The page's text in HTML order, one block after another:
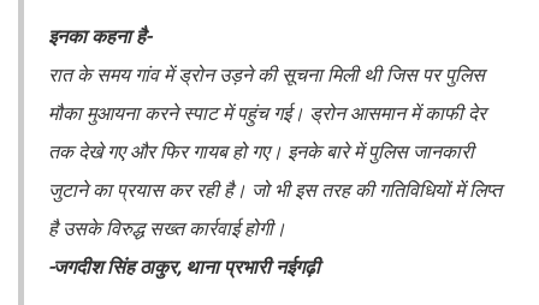
इनका कहना है-
रात के समय गांव में ड्रोन उड़ने की सूचना मिली थी जिस पर पुलिस
मौका मुआयना करने स्पाट में पहुंच गई। ड्रोन आसमान में काफी देर
तक देखे गए और फिर गायब हो गए। इनके बारे में पुलिस जानकारी
जुटाने का प्रयास कर रही है। जो भी इस तरह की गतिविधियों में लिप्त
है उसके विरुद्ध सख्त कार्रवाई होगी।
-जगदीश सिंह ठाकुर, थाना प्रभारी नईगढ़ी